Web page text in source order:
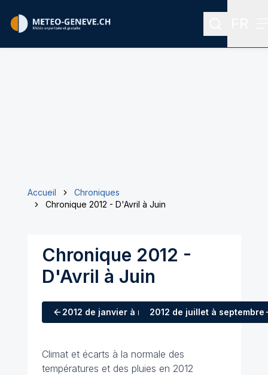
Rechercher
Accueil
Chroniques
Chronique 2012 - D'Avril à Juin
Chronique 2012 -
D'Avril à Juin
2012 de janvier à mars2012 de juillet à septembre
Climat et écarts à la normale des
températures et des pluies en 2012